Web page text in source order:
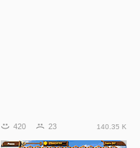
420 23 140.35 K